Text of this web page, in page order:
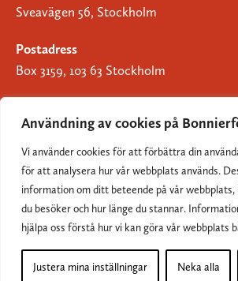
Användning av cookies på
Vi använder cookies för att förbättra din
för att analysera hur vår webbplats används.
information om ditt beteende på vår webbplats,
du besöker och hur länge du stannar.
hjälpa oss förstå hur vi kan göra vår webbplats
Justera mina inställningar Neka alla
Sveavägen 56, Stockholm
Postadress
Box 3159, 103 63 Stockholm
Om Bonnierförlagen
Cookies
Integritetspolicy